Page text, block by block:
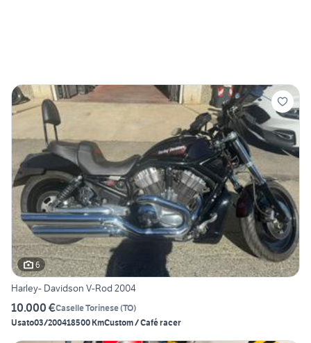
6
Harley- Davidson V-Rod 2004
10.000 €Caselle Torinese(TO)
Usato03/200418500 KmCustom / Café racer